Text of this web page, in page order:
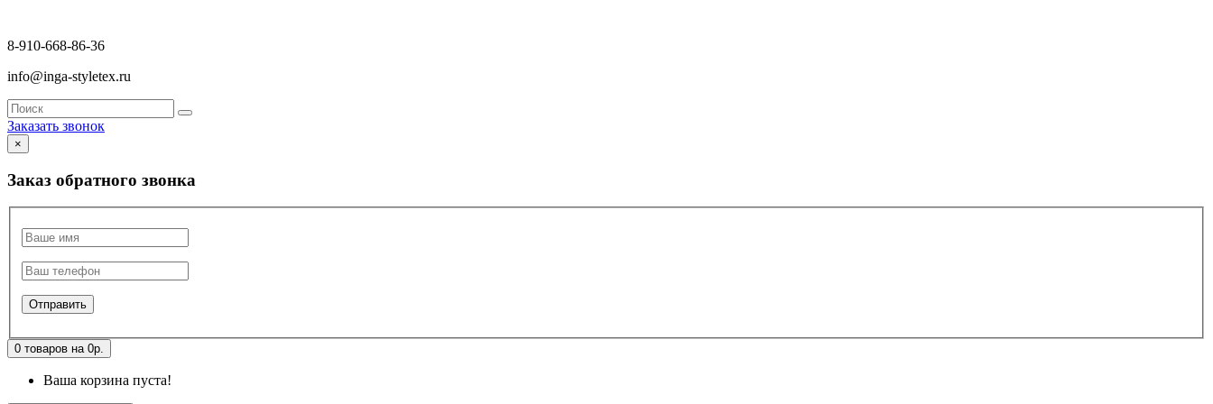
8-910-668-86-36
info@inga-styletex.ru
Заказать звонок
×
Заказ обратного звонка
0 товаров на 0р.
Ваша корзина пуста!